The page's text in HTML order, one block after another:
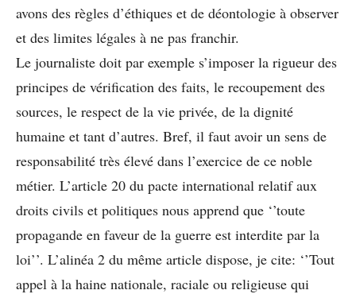
avons des règles d’éthiques et de déontologie à observer
et des limites légales à ne pas franchir.
Le journaliste doit par exemple s’imposer la rigueur des
principes de vérification des faits, le recoupement des
sources, le respect de la vie privée, de la dignité
humaine et tant d’autres. Bref, il faut avoir un sens de
responsabilité très élevé dans l’exercice de ce noble
métier. L’article 20 du pacte international relatif aux
droits civils et politiques nous apprend que ‘’toute
propagande en faveur de la guerre est interdite par la
loi’’. L’alinéa 2 du même article dispose, je cite: ‘’Tout
appel à la haine nationale, raciale ou religieuse qui